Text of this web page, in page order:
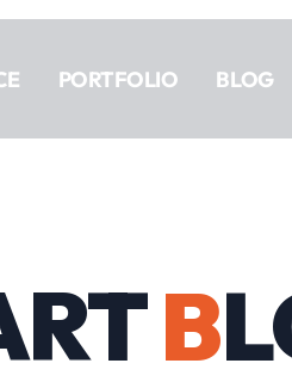
PORTFOLIO BLOG
B